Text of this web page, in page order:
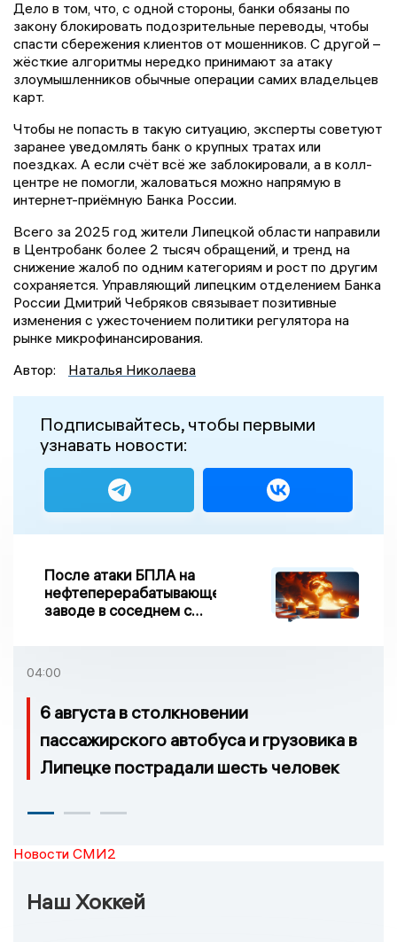
Дело в том, что, с одной стороны, банки обязаны по
закону блокировать подозрительные переводы, чтобы
спасти сбережения клиентов от мошенников. С другой –
жёсткие алгоритмы нередко принимают за атаку
злоумышленников обычные операции самих владельцев
карт.
Чтобы не попасть в такую ситуацию, эксперты советуют
заранее уведомлять банк о крупных тратах или
поездках. А если счёт всё же заблокировали, а в колл-
центре не помогли, жаловаться можно напрямую в
интернет-приёмную Банка России.
Всего за 2025 год жители Липецкой области направили
в Центробанк более 2 тысяч обращений, и тренд на
снижение жалоб по одним категориям и рост по другим
сохраняется. Управляющий липецким отделением Банка
России Дмитрий Чебряков связывает позитивные
изменения с ужесточением политики регулятора на
рынке микрофинансирования.
Автор:
Наталья Николаева
Подписывайтесь, чтобы первыми
узнавать новости:
После атаки БПЛА на
нефтеперерабатывающем
заводе в соседнем с
возгорание
04:00
6 августа в столкновении
пассажирского автобуса и грузовика в
Липецке пострадали шесть человек
Новости СМИ2
Наш Хоккей